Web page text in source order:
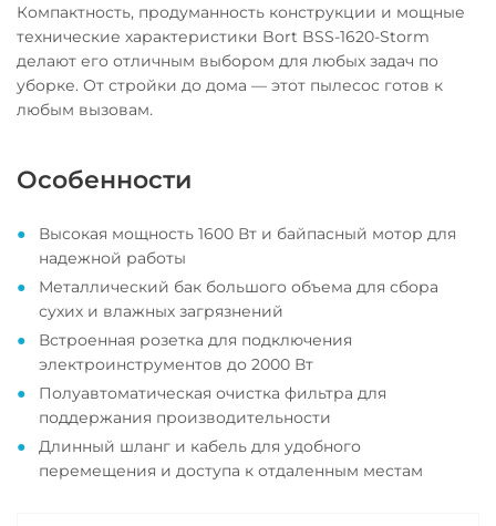
Компактность, продуманность конструкции и мощные
технические характеристики Bort BSS-1620-Storm
делают его отличным выбором для любых задач по
уборке. От стройки до дома — этот пылесос готов к
любым вызовам.
Особенности
Высокая мощность 1600 Вт и байпасный мотор для
надежной работы
Металлический бак большого объема для сбора
сухих и влажных загрязнений
Встроенная розетка для подключения
электроинструментов до 2000 Вт
Полуавтоматическая очистка фильтра для
поддержания производительности
Длинный шланг и кабель для удобного
перемещения и доступа к отдаленным местам